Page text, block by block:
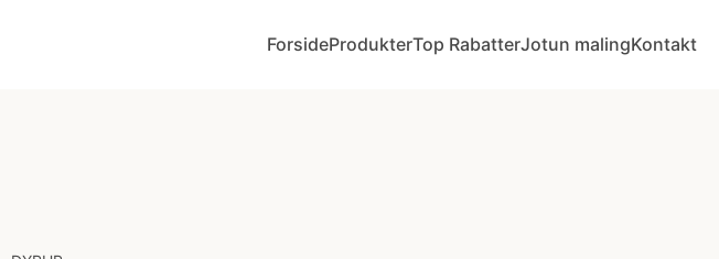
ForsideProdukterTop RabatterJotun malingKontakt